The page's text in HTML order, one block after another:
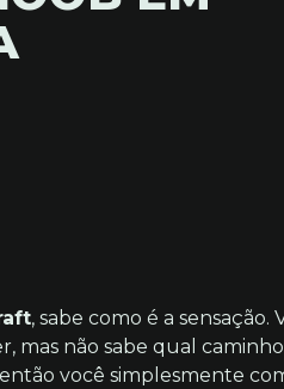
, sabe como é a
mas não sabe qual
então você simplesmente